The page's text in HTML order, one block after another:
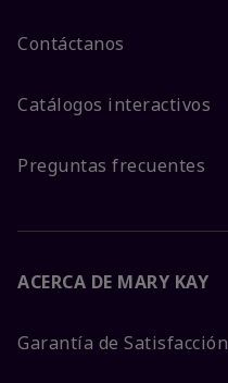
Contáctanos
Catálogos interactivos
Preguntas frecuentes
ACERCA DE MARY KAY
Garantía de Satisfacción